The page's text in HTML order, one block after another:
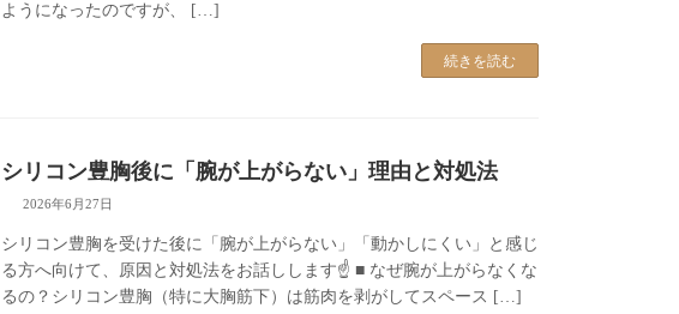
ようになったのですが、 […]
続きを読む
シリコン豊胸後に「腕が上がらない」理由と対処法
2026年6月27日
シリコン豊胸を受けた後に「腕が上がらない」「動かしにくい」と感じ
る方へ向けて、原因と対処法をお話しします☝️ ■ なぜ腕が上がらなくな
るの？シリコン豊胸（特に大胸筋下）は筋肉を剥がしてスペース […]